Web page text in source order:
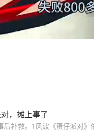
，摊上事了
后补救。1风波《蛋仔派对